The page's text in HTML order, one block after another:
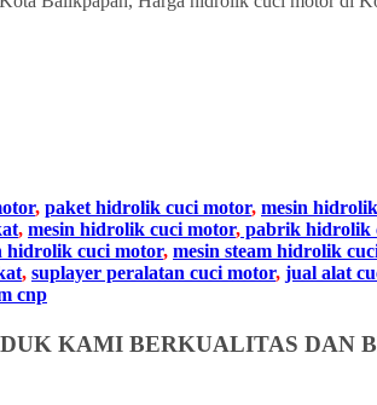
, paket hidrolik cuci motor, mesin
, mesin hidrolik cuci motor, pabrik hidrolik
hidrolik cuci motor, mesin steam hidrolik
, suplayer peralatan cuci motor, jual alat
cnp
KAMI BERKUALITAS DAN